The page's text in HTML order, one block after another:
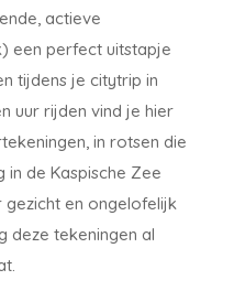
actieve
een perfect uitstapje
tijdens je citytrip in
uur rijden vind je hier
in rotsen die
de Kaspische Zee
gezicht en ongelofelijk
deze tekeningen al